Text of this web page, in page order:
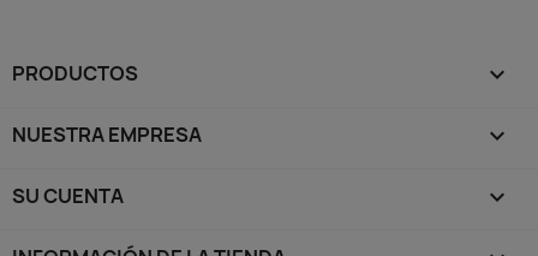
PRODUCTOS 
NUESTRA EMPRESA 
SU CUENTA 